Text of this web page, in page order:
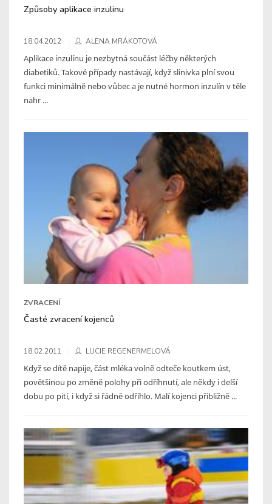
Způsoby aplikace inzulinu
18.04.2012 ALENA MRÁKOTOVÁ
Aplikace inzulínu je nezbytná součást léčby některých
diabetiků. Takové případy nastávají, když slinivka plní svou
funkci minimálně nebo vůbec a je nutné hormon inzulín v těle
nahr ...
ZVRACENÍ
Časté zvracení kojenců
18.02.2011 LUCIE REGENERMELOVÁ
Když se dítě napije, část mléka volně odteče koutkem úst,
povětšinou po změně polohy při odříhnutí, ale někdy i delší
dobu po pití, i když si řádně odříhlo. Malí kojenci přibližně ...